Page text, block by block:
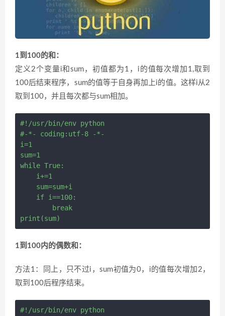
1到100的和：
定义2个变量i和sum，初值都为1，i的值每次增加1,取到
100后结束程序，sum的值等于自身再加上i的值。这样i从2
取到100，并且每次都与sum相加。
#!/usr/bin/env python
#-*- coding:utf-8 -*-
i=1
sum=1
while True:
    i+=1
    sum=sum+i
    if i==100:
        break
1到100内的偶数和：
方法1：同上，只不过i，sum初值为0，i的值每次增加2，
取到100后程序结束。
#!/usr/bin/env python